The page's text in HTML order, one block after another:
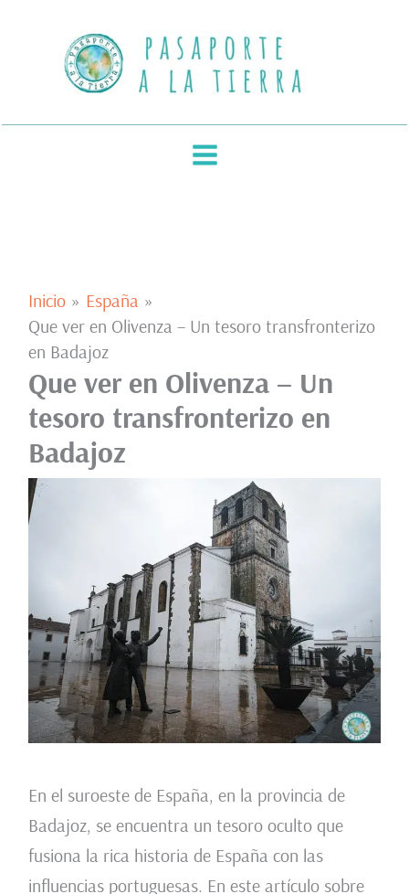
contenido
Inicio
España
Que ver en Olivenza – Un tesoro transfronterizo
en Badajoz
Que ver en Olivenza – Un
tesoro transfronterizo en
Badajoz
En el suroeste de España, en la provincia de
Badajoz, se encuentra un tesoro oculto que
fusiona la rica historia de España con las
influencias portuguesas. En este artículo sobre